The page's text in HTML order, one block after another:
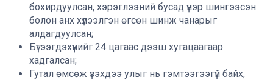
бохирдуулсан, хэрэглээний бусад үнэр шингээсэн
болон анх хүлээлгэн өгсөн шинж чанарыг
алдагдуулсан;
Бүтээгдэхүүнийг 24 цагаас дээш хугацаагаар
хадгалсан;
Гутал өмсөж үзэхдээ улыг нь гэмтээгээгүй байх,